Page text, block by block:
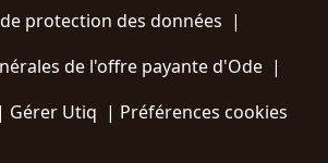
protection des données |
de l'offre payante d'Ode |
Gérer Utiq | Préférences cookies